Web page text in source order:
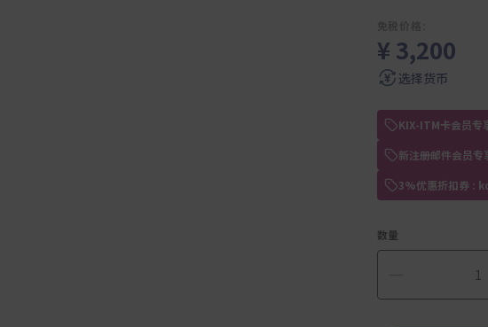
¥ 3,200
选择货币
KIX-ITM卡会员专
新注册邮件会员专
3%优惠折扣券 :
数量